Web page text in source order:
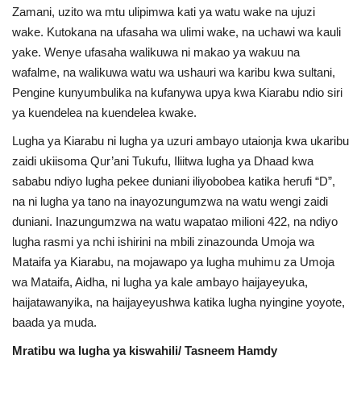
Zamani, uzito wa mtu ulipimwa kati ya watu wake na ujuzi
wake. Kutokana na ufasaha wa ulimi wake, na uchawi wa kauli
yake. Wenye ufasaha walikuwa ni makao ya wakuu na
wafalme, na walikuwa watu wa ushauri wa karibu kwa sultani,
Pengine kunyumbulika na kufanywa upya kwa Kiarabu ndio siri
ya kuendelea na kuendelea kwake.
Lugha ya Kiarabu ni lugha ya uzuri ambayo utaionja kwa ukaribu
zaidi ukiisoma Qur’ani Tukufu, Iliitwa lugha ya Dhaad kwa
sababu ndiyo lugha pekee duniani iliyobobea katika herufi “D”,
na ni lugha ya tano na inayozungumzwa na watu wengi zaidi
duniani. Inazungumzwa na watu wapatao milioni 422, na ndiyo
lugha rasmi ya nchi ishirini na mbili zinazounda Umoja wa
Mataifa ya Kiarabu, na mojawapo ya lugha muhimu za Umoja
wa Mataifa, Aidha, ni lugha ya kale ambayo haijayeyuka,
haijatawanyika, na haijayeyushwa katika lugha nyingine yoyote,
baada ya muda.
Mratibu wa lugha ya kiswahili/ Tasneem Hamdy